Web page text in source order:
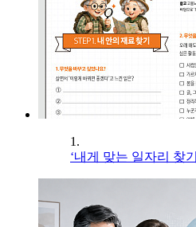
1.
‘내게 맞는 일자리 찾